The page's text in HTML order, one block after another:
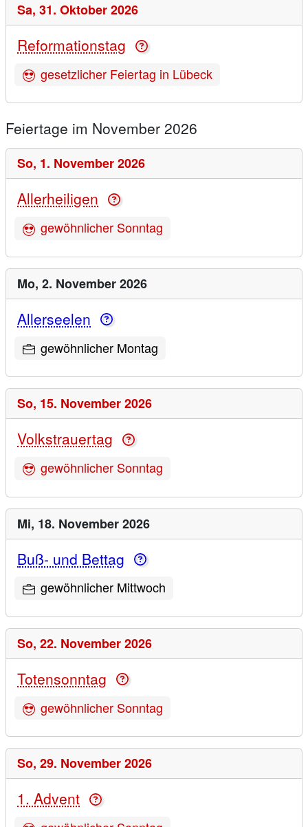
Sa, 31. Oktober 2026
Reformationstag
gesetzlicher Feiertag in Lübeck
Feiertage im November 2026
So, 1. November 2026
Allerheiligen
gewöhnlicher Sonntag
Mo, 2. November 2026
Allerseelen
gewöhnlicher Montag
So, 15. November 2026
Volkstrauertag
gewöhnlicher Sonntag
Mi, 18. November 2026
Buß- und Bettag
gewöhnlicher Mittwoch
So, 22. November 2026
Totensonntag
gewöhnlicher Sonntag
So, 29. November 2026
1. Advent